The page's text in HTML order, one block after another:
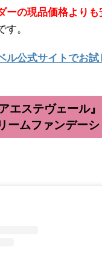
ーの現品価格より
す。
ル公式サイトでお
エステヴェール
ームファンデーシ